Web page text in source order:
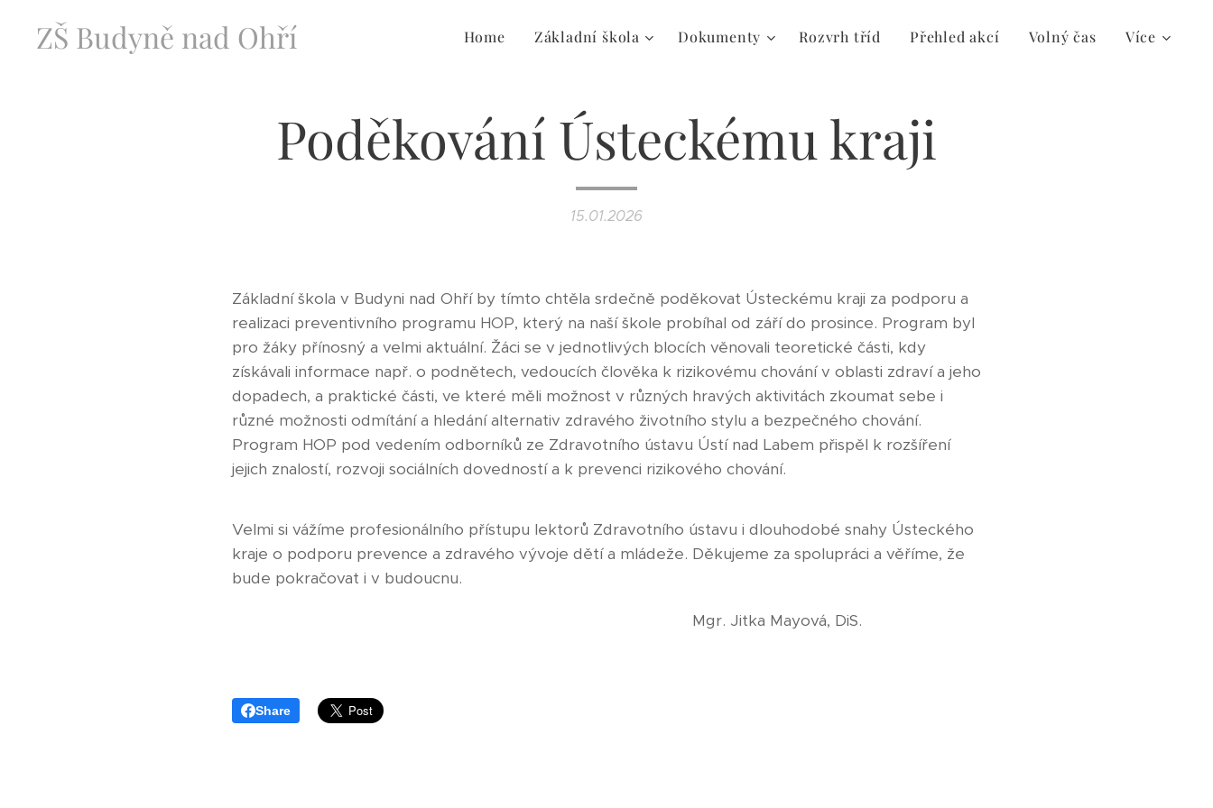
ZŠ Budyně nad Ohří Home Základní škola Dokumenty Rozvrh tříd Přehled akcí Volný čas Více
Poděkování Ústeckému kraji
15.01.2026
Základní škola v Budyni nad Ohří by tímto chtěla srdečně poděkovat Ústeckému kraji za podporu a
realizaci preventivního programu HOP, který na naší škole probíhal od září do prosince. Program byl
pro žáky přínosný a velmi aktuální. Žáci se v jednotlivých blocích věnovali teoretické části, kdy
získávali informace např. o podnětech, vedoucích člověka k rizikovému chování v oblasti zdraví a jeho
dopadech, a praktické části, ve které měli možnost v různých hravých aktivitách zkoumat sebe i
různé možnosti odmítání a hledání alternativ zdravého životního stylu a bezpečného chování.
Program HOP pod vedením odborníků ze Zdravotního ústavu Ústí nad Labem přispěl k rozšíření
jejich znalostí, rozvoji sociálních dovedností a k prevenci rizikového chování.
Velmi si vážíme profesionálního přístupu lektorů Zdravotního ústavu i dlouhodobé snahy Ústeckého
kraje o podporu prevence a zdravého vývoje dětí a mládeže. Děkujeme za spolupráci a věříme, že
bude pokračovat i v budoucnu.
Mgr. Jitka Mayová, DiS.
Share